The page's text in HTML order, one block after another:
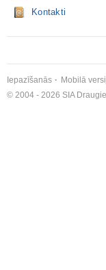
Kontakti
Iepazīšanās Mobilā
© 2004 - 2026 SIA